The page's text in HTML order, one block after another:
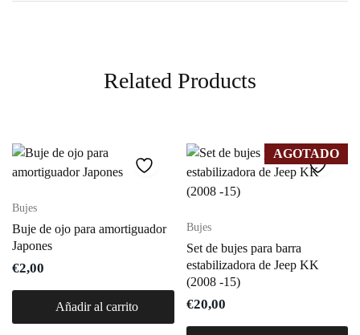
Related Products
Bujes
Buje de ojo para amortiguador
Japones
€2,00
Añadir al carrito
AGOTADO
Bujes
Set de bujes para barra
estabilizadora de Jeep KK
(2008 -15)
€20,00